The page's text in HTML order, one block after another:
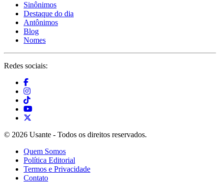
Sinônimos
Destaque do dia
Antônimos
Blog
Nomes
Redes sociais:
© 2026 Usante - Todos os direitos reservados.
Quem Somos
Política Editorial
Termos e Privacidade
Contato